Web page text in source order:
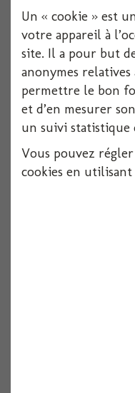
Un « cookie » est
votre appareil à
site. Il a pour but
anonymes
permettre le bon
et d’en mesurer
un suivi statistique
Vous pouvez
cookies en utilisant